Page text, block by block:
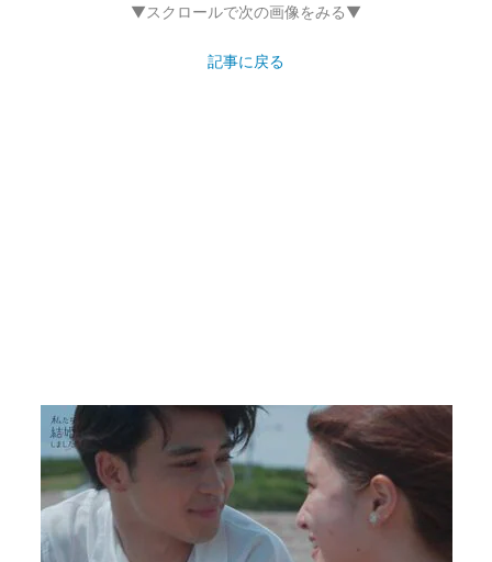
▼スクロールで次の画像をみる▼
記事に戻る